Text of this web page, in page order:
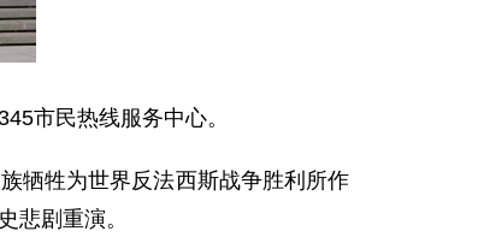
市民热线服务中心。
牺牲为世界反法西斯战争胜利所作
悲剧重演。